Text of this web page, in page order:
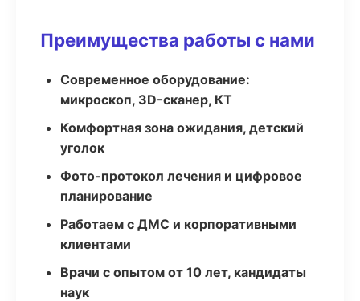
Преимущества работы с нами
Современное оборудование:
микроскоп, 3D-сканер, КТ
Комфортная зона ожидания, детский
уголок
Фото-протокол лечения и цифровое
планирование
Работаем с ДМС и корпоративными
клиентами
Врачи с опытом от 10 лет, кандидаты
наук